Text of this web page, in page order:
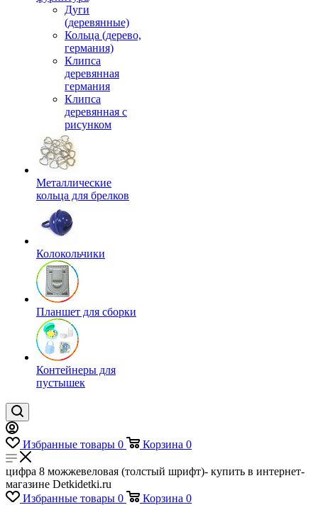
Дуги
(деревянные)
Кольца (дерево,
германия)
Клипса
деревянная
германия
Клипса
деревянная с
рисунком
Металлические
кольца для брелков
Колокольчики
Планшет для сборки
Контейнеры для
пустышек
Избранные товары 0 Корзина 0
цифра 8 можжевеловая (толстый шрифт)- купить в интернет-
магазине Detkidetki.ru
Избранные товары 0 Корзина 0